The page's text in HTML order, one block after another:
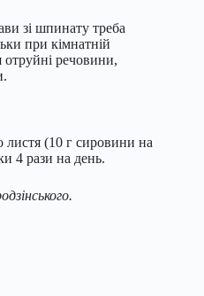
зі шпинату треба
при кімнатній
речовини,
листя (10 г сировини на
4 рази на день.